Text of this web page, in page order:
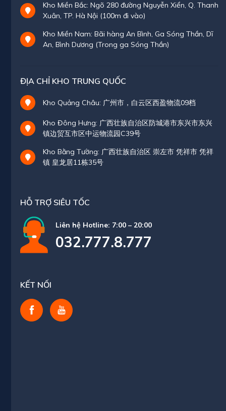
Kho Miền Bắc: Ngõ 280 đường Nguyễn Xiển, Q. Thanh
Xuân, TP. Hà Nội (100m đi vào)
Kho Miền Nam: Bãi hàng An Bình, Ga Sóng Thần, Dĩ
An, Bình Dương (Trong ga Sóng Thần)
ĐỊA CHỈ KHO TRUNG QUỐC
Kho Quảng Châu: 广州市，白云区西盈物流09档
Kho Đông Hưng: 广西壮族自治区防城港市东兴市东兴
镇边贸互市区中运物流园C39号
Kho Bằng Tường: 广西壮族自治区 崇左市 凭祥市 凭祥
镇 皇龙居11栋35号
HỖ TRỢ SIÊU TỐC
Liên hệ Hotline: 7:00 – 20:00
032.777.8.777
KẾT NỐI